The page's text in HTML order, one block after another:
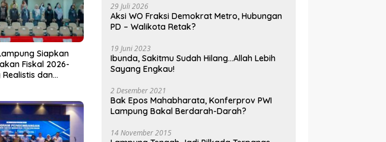
Siapkan
Fiskal 2026-
dan
29 Juli 2026
Aksi WO Fraksi Demokrat Metro, Hubungan
PD – Walikota Retak?
19 Juni 2023
Ibunda, Sakitmu Sudah Hilang…Allah Lebih
Sayang Engkau!
2 Desember 2021
Bak Epos Mahabharata, Konferprov PWI
Lampung Bakal Berdarah-Darah?
14 November 2015